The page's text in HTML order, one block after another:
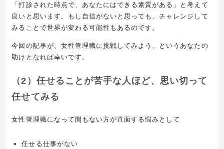
「打診された時点で、あなたにはできる素質がある」と考えて
良いと思います。もし自信がないと思っても、チャレンジして
みることで世界が変わる可能性もあるのです。
今回の記事が、女性管理職に挑戦してみよう、というあなたの
助けとなれば幸いです。
（2）任せることが苦手な人ほど、思い切って
任せてみる
女性管理職になって間もない方が直面する悩みとして
任せる仕事がない